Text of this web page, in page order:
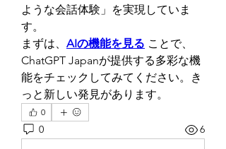
ような会話体験」を実現していま
す。
まずは、 AIの機能を見る ことで、
ChatGPT Japanが提供する多彩な機
能をチェックしてみてください。き
っと新しい発見があります。
0
0 6